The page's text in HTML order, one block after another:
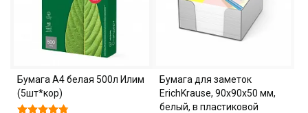
Бумага А4 белая 500л Илим
(5шт*кор)
Бумага для заметок
ErichKrause, 90x90x50 мм,
белый, в пластиковой